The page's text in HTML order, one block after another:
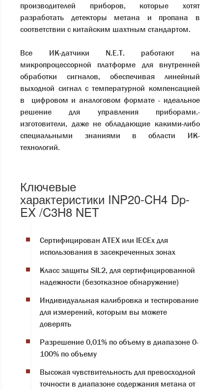
производителей приборов, которые хотят
разработать детекторы метана и пропана в
соответствии с китайским шахтным стандартом.
Все ИК-датчики N.E.T. работают на
микропроцессорной платформе для внутренней
обработки сигналов, обеспечивая линейный
выходной сигнал с температурной компенсацией
в цифровом и аналоговом формате - идеальное
решение для управления приборами.-
изготовители, даже не обладающие какими-либо
специальными знаниями в области ИК-
технологий.
Ключевые
характеристики INP20-CH4 Dp-
EX /C3H8 NET
Сертифицирован ATEX или IECEx для
использования в засекреченных зонах
Класс защиты SIL2, для сертифицированной
надежности (безотказное обнаружение)
Индивидуальная калибровка и тестирование
для измерений, которым вы можете
доверять
Разрешение 0,01% по объему в диапазоне 0-
100% по объему
Высокая чувствительность для превосходной
точности в диапазоне содержания метана от